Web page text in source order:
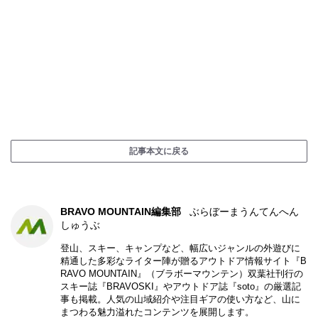
記事本文に戻る
BRAVO MOUNTAIN編集部
ぶらぼーまうんてんへん
しゅうぶ
登山、スキー、キャンプなど、幅広いジャンルの外遊びに
精通した多彩なライター陣が贈るアウトドア情報サイト『B
RAVO MOUNTAIN』（ブラボーマウンテン）双葉社刊行の
スキー誌『BRAVOSKI』やアウトドア誌『soto』の厳選記
事も掲載。人気の山域紹介や注目ギアの使い方など、山に
まつわる魅力溢れたコンテンツを展開します。